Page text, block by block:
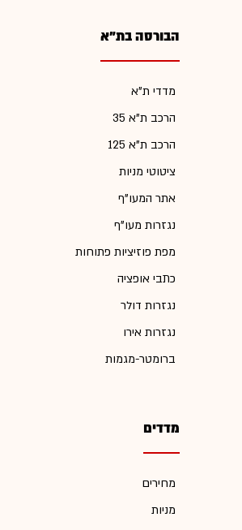
הבורסה בת"א
מדדי ת"א
הרכב ת"א 35
הרכב ת"א 125
ציטוטי מניות
אתר המעו"ף
נגזרות מעו"ף
מפת פוזיציות פתוחות
כתבי אופציה
נגזרות דולר
נגזרות אירו
ברומטר-מגמות
מדדים
מחירים
מניות